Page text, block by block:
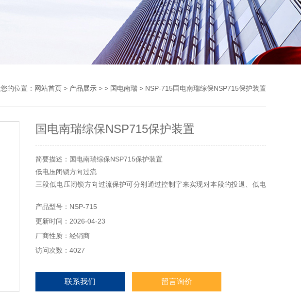
您的位置： 网站首页 > 产品展示 > > 国电南瑞 > NSP-715国电南瑞综保NSP715保护装置
国电南瑞综保NSP715保护装置
简要描述：国电南瑞综保NSP715保护装置
低电压闭锁方向过流
三段低电压闭锁方向过流保护可分别通过控制字来实现对本段的投退、低电
过流保护的主判据是：Imax > Inzd。其中 Imax 为最大相电流，Inzd 为各段
过流定值。
低电压闭锁的条件是：Upp < ULBS。其中：Upp 为相关线电压，ULBS 为低
电压闭锁电压定值。
产品型号：NSP-715
更新时间：2026-04-23
厂商性质：经销商
访问次数：4027
联系我们 留言询价